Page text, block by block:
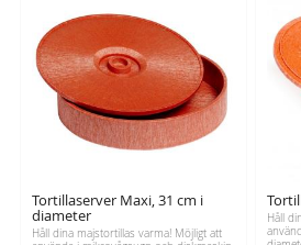
Tortillaserver Maxi, 31 cm i
diameter
Håll dina majstortillas varma! Möjligt att
Håll